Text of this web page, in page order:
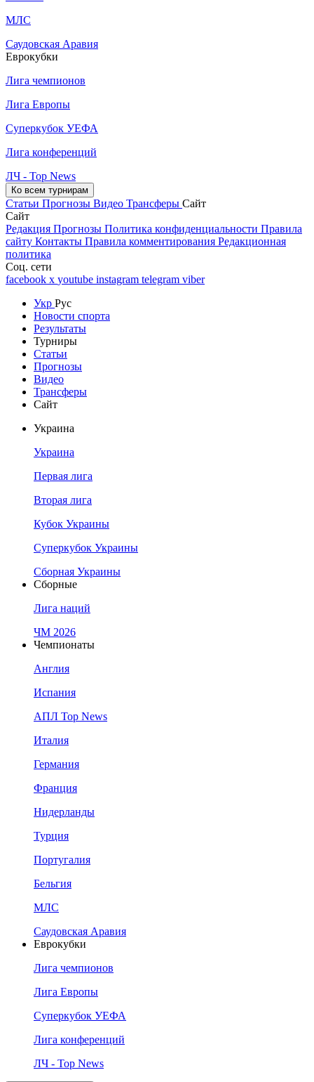
МЛС
Саудовская Аравия
Еврокубки
Лига чемпионов
Лига Европы
Суперкубок УЕФА
Лига конференций
ЛЧ - Top News
Ко всем турнирам
Статьи Прогнозы Видео Трансферы Сайт
Сайт
Редакция Прогнозы Политика конфиденциальности Правила
сайту Контакты Правила комментирования Редакционная
политика
Соц. сети
facebook x youtube instagram telegram viber
Укр Рус
Новости спорта
Результаты
Турниры
Статьи
Прогнозы
Видео
Трансферы
Сайт
Украина
Украина
Первая лига
Вторая лига
Кубок Украины
Суперкубок Украины
Сборная Украины
Сборные
Лига наций
ЧМ 2026
Чемпионаты
Англия
Испания
АПЛ Top News
Италия
Германия
Франция
Нидерланды
Турция
Португалия
Бельгия
МЛС
Саудовская Аравия
Еврокубки
Лига чемпионов
Лига Европы
Суперкубок УЕФА
Лига конференций
ЛЧ - Top News